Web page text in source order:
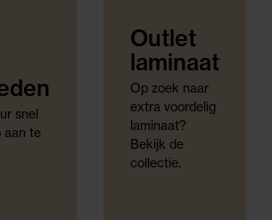
snel
aan te
Outlet
laminaat
Op zoek naar
extra voordelig
laminaat?
Bekijk de
collectie.